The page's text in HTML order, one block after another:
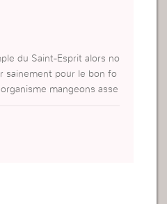
du Saint-Esprit alors no
sainement pour le bon fo
mangeons asse
coup.